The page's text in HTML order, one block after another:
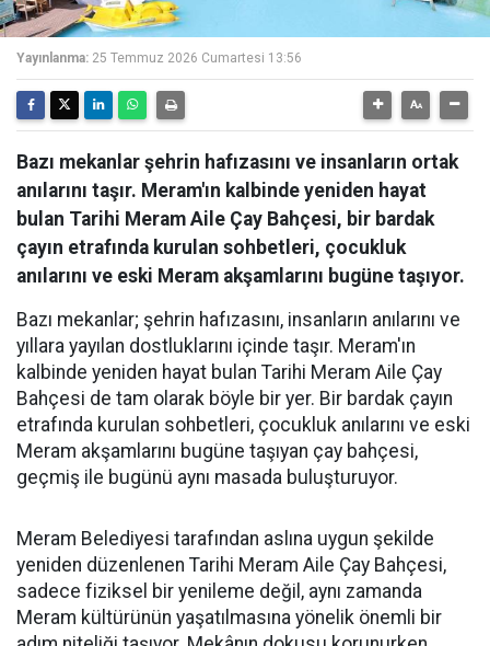
Yayınlanma: 25 Temmuz 2026 Cumartesi 13:56
Bazı mekanlar şehrin hafızasını ve insanların ortak
anılarını taşır. Meram'ın kalbinde yeniden hayat
bulan Tarihi Meram Aile Çay Bahçesi, bir bardak
çayın etrafında kurulan sohbetleri, çocukluk
anılarını ve eski Meram akşamlarını bugüne taşıyor.
Bazı mekanlar; şehrin hafızasını, insanların anılarını ve
yıllara yayılan dostluklarını içinde taşır. Meram'ın
kalbinde yeniden hayat bulan Tarihi Meram Aile Çay
Bahçesi de tam olarak böyle bir yer. Bir bardak çayın
etrafında kurulan sohbetleri, çocukluk anılarını ve eski
Meram akşamlarını bugüne taşıyan çay bahçesi,
geçmiş ile bugünü aynı masada buluşturuyor.
Meram Belediyesi tarafından aslına uygun şekilde
yeniden düzenlenen Tarihi Meram Aile Çay Bahçesi,
sadece fiziksel bir yenileme değil, aynı zamanda
Meram kültürünün yaşatılmasına yönelik önemli bir